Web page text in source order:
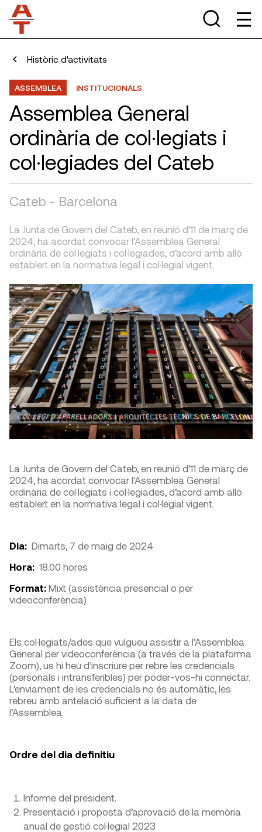
Històric d'activitats
ASSEMBLEA INSTITUCIONALS
Assemblea General
ordinària de col·legiats i
col·legiades del Cateb
Cateb - Barcelona
La Junta de Govern del Cateb, en reunió d’11 de març de
2024, ha acordat convocar l’Assemblea General
ordinària de col·legiats i col·legiades, d’acord amb allò
establert en la normativa legal i col·legial vigent.
La Junta de Govern del Cateb, en reunió d’11 de març de
2024, ha acordat convocar l’Assemblea General
ordinària de col·legiats i col·legiades, d’acord amb allò
establert en la normativa legal i col·legial vigent.
Dia: Dimarts, 7 de maig de 2024
Hora: 18.00 hores
Format: Mixt (assistència presencial o per
videoconferència)
Els col·legiats/ades que vulgueu assistir a l’Assemblea
General per videoconferència (a través de la plataforma
Zoom), us hi heu d’inscriure per rebre les credencials
(personals i intransferibles) per poder-vos-hi connectar.
L’enviament de les credencials no és automàtic, les
rebreu amb antelació suficient a la data de
l’Assemblea.
Ordre del dia definitiu
Informe del president.
Presentació i proposta d’aprovació de la memòria
anual de gestió col·legial 2023